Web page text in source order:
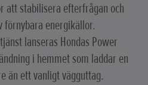
att stabilisera efterfrågan och
förnybara energikällor.
lanseras Hondas Power
i hemmet som laddar en
än ett vanligt vägguttag.